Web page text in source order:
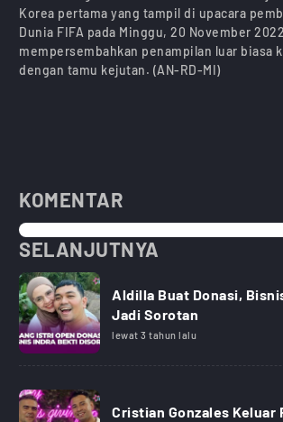
Korea pertama yang tampil di upacara
Dunia FIFA pada Minggu, 20 November
mempersembahkan penampilan luar biasa
dengan tamu kejutan. (AN-RD-MI)
KOMENTAR
SELANJUTNYA
Aldilla Buat Donasi,
Jadi Sorotan
lewat 3 tahun lalu
Cristian Gonzales Keluar